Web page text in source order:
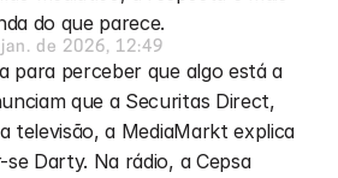
do que parece.
de 2026, 12:49
para perceber que algo está a
que a Securitas Direct,
televisão, a MediaMarkt explica
Darty. Na rádio, a Cepsa